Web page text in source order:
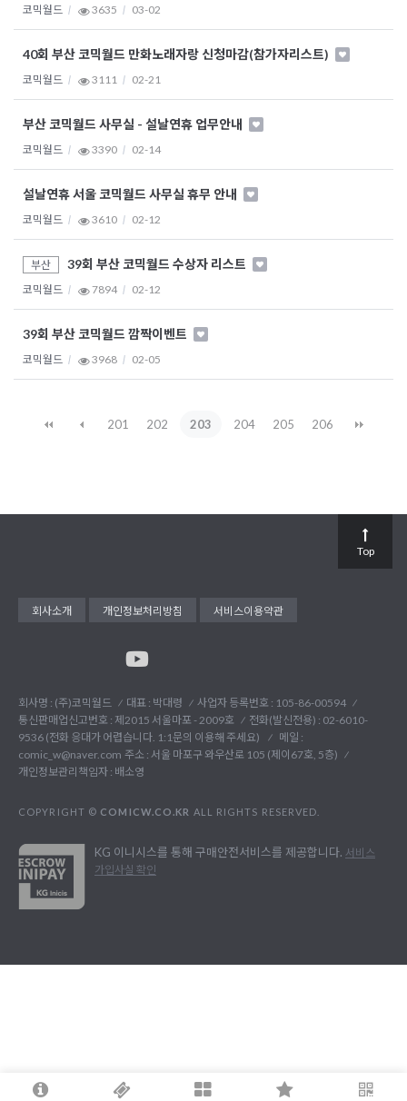
코믹월드 3635 03-02
40회 부산 코믹월드 만화노래자랑 신청마감(참가자리스트)
코믹월드 3111 02-21
부산 코믹월드 사무실 - 설날연휴 업무안내
코믹월드 3390 02-14
설날연휴 서울 코믹월드 사무실 휴무 안내
코믹월드 3610 02-12
부산 39회 부산 코믹월드 수상자 리스트
코믹월드 7894 02-12
39회 부산 코믹월드 깜짝이벤트
코믹월드 3968 02-05
201 202 203 204 205 206
회사소개 개인정보처리방침 서비스이용약관
회사명 : (주)코믹월드 대표 : 박대령
사업자 등록번호 : 105-86-00594
통신판매업신고번호 : 제2015 서울마포 - 2009호
전화(발신전용) : 02-6010-
9536 (전화 응대가 어렵습니다. 1:1문의 이용해 주세요)
메일 :
comic_w@naver.com 주소 : 서울 마포구 와우산로 105 (제이67호, 5층)
개인정보관리책임자 : 배소영
COPYRIGHT © COMICW.CO.KR ALL RIGHTS RESERVED.
KG 이니시스를 통해 구매안전서비스를 제공합니다. 서비스
가입사실 확인
Top